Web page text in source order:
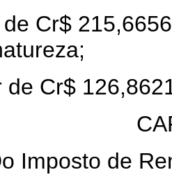
Cr$
de Cr$
Imposto de